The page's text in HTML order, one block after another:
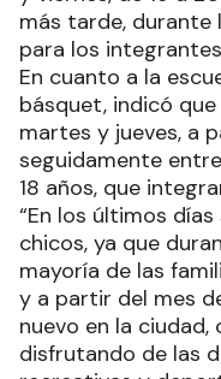
más tarde, durante
para los
En cuanto a la
básquet, indicó
martes y jueves, a
seguidamente
18 años, que
“En los últimos
chicos, ya que
mayoría de las
y a partir del mes
nuevo en la ciudad,
disfrutando de las